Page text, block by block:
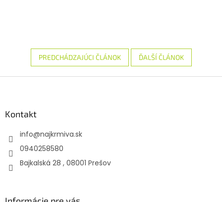
PREDCHÁDZAJÚCI ČLÁNOK ĎALŠÍ ČLÁNOK
Kontakt
info@najkrmiva.sk
0940258580
Bajkalská 28 , 08001 Prešov